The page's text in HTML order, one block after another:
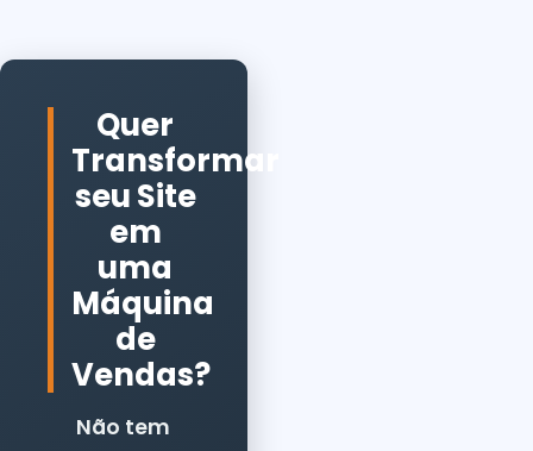
Quer
Transformar
seu Site
em
uma
Máquina
de
Vendas?
Não tem